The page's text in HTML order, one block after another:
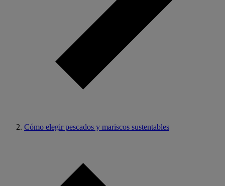
Cómo elegir pescados y mariscos sustentables